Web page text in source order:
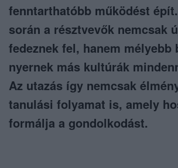
fenntarthatóbb működést
során a résztvevők nemcsak
fedeznek fel, hanem mélyebb
nyernek más kultúrák
Az utazás így nemcsak
tanulási folyamat is, amely
formálja a gondolkodást.